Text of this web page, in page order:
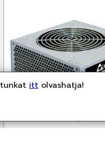
ittolvashatja!